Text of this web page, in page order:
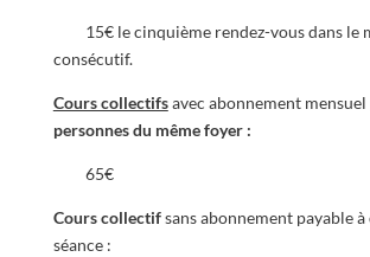
15€ le cinquième rendez-vous dans le
consécutif.
Cours collectifsavec abonnement mensuel
personnes du même foyer :
65€
Cours collectifsans abonnement payable à
séance :